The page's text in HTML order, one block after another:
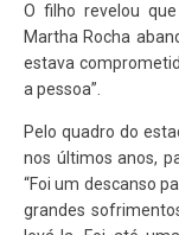
O filho revelou
Martha Rocha
estava
a pessoa”.
Pelo quadro do
nos últimos anos,
“Foi um descanso
grandes